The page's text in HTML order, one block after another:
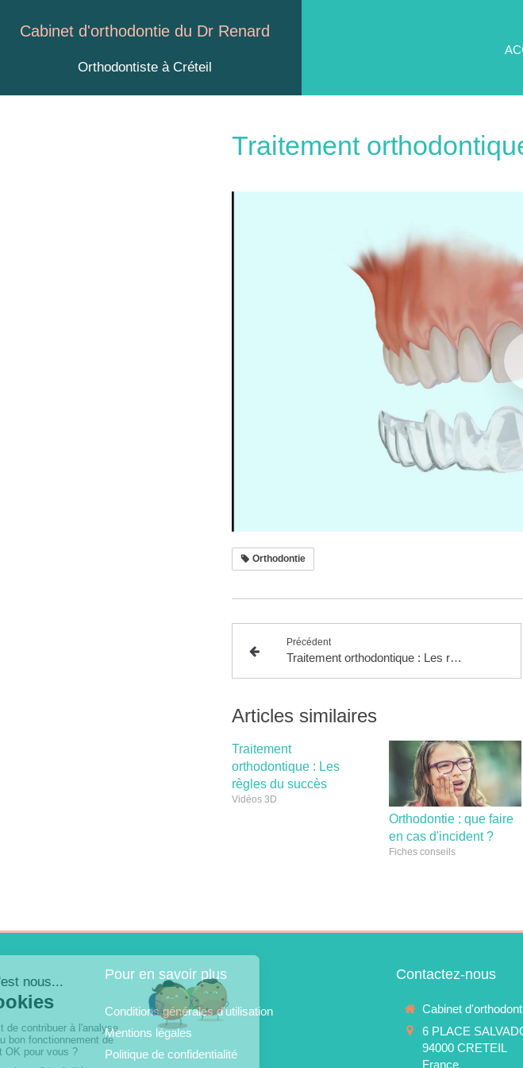
Cabinet d'orthodontie du Dr Renard
Orthodontiste à Créteil
Traitement
Orthodontie
Précédent
Traitement orthodontique : Les règles du succès
Articles similaires
Traitement
orthodontique : Les
règles du succès
Vidéos 3D
Orthodontie : que faire
en cas d'incident ?
Fiches conseils
Pour en savoir plus
Conditions générales d'utilisation
Mentions légales
Politique de confidentialité
Contactez-nous
Cabinet
6 PLACE
94000 CRETEIL
France